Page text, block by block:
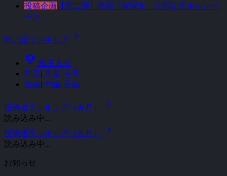
投稿企画 【第二弾】映画「禍禍女」公開記念キャンペ
ーン
怖い話ランキング
chevron_right
emoji_events 殿堂入り
昨日 | 先週 | 今月
短編| 中編| 長編
投稿者ランキング（今月） chevron_right
読み込み中...
投稿者ランキング（先月）
chevron_right
読み込み中...
お知らせ